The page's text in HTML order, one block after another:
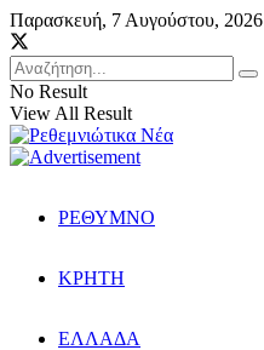
Παρασκευή, 7 Αυγούστου, 2026
No Result
View All Result
ΡΕΘΥΜΝΟ
ΚΡΗΤΗ
ΕΛΛΑΔΑ